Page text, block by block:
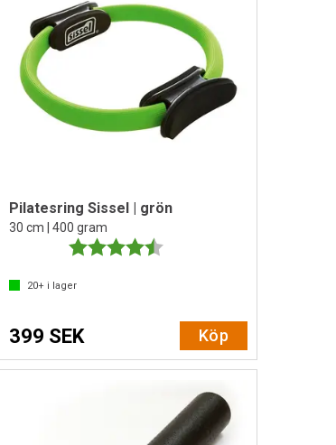
Pilatesring Sissel | grön
30 cm | 400 gram
Betyg:
20+ i lager
399 SEK Köp